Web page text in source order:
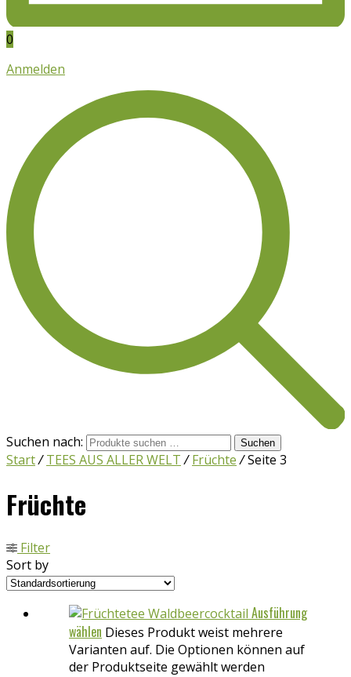
0
Anmelden
Suchen nach: Suchen
Start/ TEES AUS ALLER WELT / Früchte /Seite 3
Früchte
Filter
Sort by
Ausführung
wählen Dieses Produkt weist mehrere
Varianten auf. Die Optionen können auf
der Produktseite gewählt werden